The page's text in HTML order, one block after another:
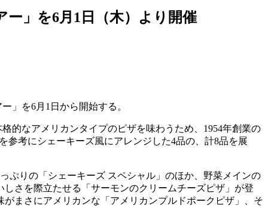
」を6月1日（木）より開催
」を6月1日から開始する。
的なアメリカンタイプのピザを味わうため、1954年創業の
参考にシェーキーズ風にアレンジした4品の、計8品を展
ぷりの「シェーキーズ スペシャル」のほか、野菜メインの
さを際立たせる「サーモンのクリームチーズピザ」が登
まさにアメリカンな「アメリカンプルドポークピザ」、そ